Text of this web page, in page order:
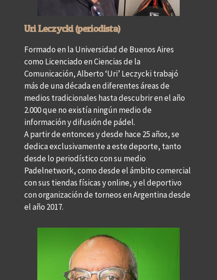
Uri Leczycki (periodista)
Formado en la Universidad de Buenos Aires
como Licenciado en Ciencias de la
Comunicación, Alberto ‘Uri’ Leczycki trabajó
más de una década en diferentes áreas de
medios tradicionales hasta descubrir en el año
2.000 que no existía ningún medio de
información y difusión de pádel.
A partir de entonces y desde hace 25 años, se
dedica exclusivamente a este deporte, tanto
desde lo periodístico con su medio
Padelnetwork, como desde el ámbito comercial
con sus tiendas físicas y online, y el deportivo
con organización de torneos en Argentina desde
el año 2017.